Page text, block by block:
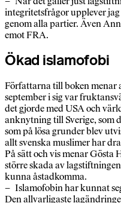
integritetsfrågor upplever
genom alla partier. Även
emot FRA.
Ökad islamofobi
Författarna till boken menar
september i sig var
det gjorde med USA och
anknytning till Sverige, som
som på lösa grunder blev
allt svenska muslimer har
På sätt och vis menar
större skada av
kunna åstadkomma.
– Islamofobin har kunnat
Den allvarligaste